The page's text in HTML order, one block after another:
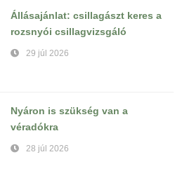
Állásajánlat: csillagászt keres a
rozsnyói csillagvizsgáló
29 júl 2026
Nyáron is szükség van a
véradókra
28 júl 2026